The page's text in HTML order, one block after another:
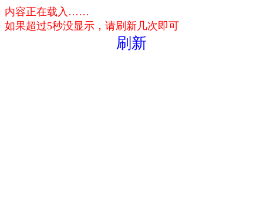
内容正在载入……
如果超过5秒没显示，请刷新几次即可
刷新